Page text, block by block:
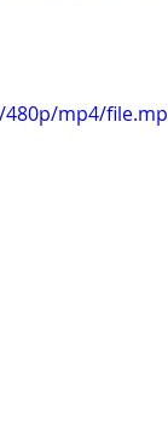
480p/mp4/file.mp